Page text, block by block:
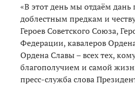
«В этот день мы отдаём дань
доблестным предкам и
Героев Советского Союза,
Федерации, кавалеров
Ордена Славы – всех тех,
благополучием и самой
пресс-служба слова